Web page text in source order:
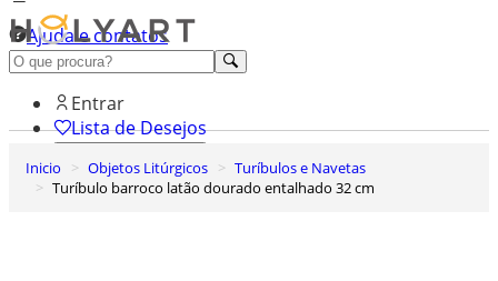
Ajuda e contatos
Conheça premium
Entrar
Lista de Desejos
0
Carrinho de Compras
Inicio Objetos Litúrgicos
Turíbulos e Navetas
Turíbulo barroco latão dourado entalhado 32 cm